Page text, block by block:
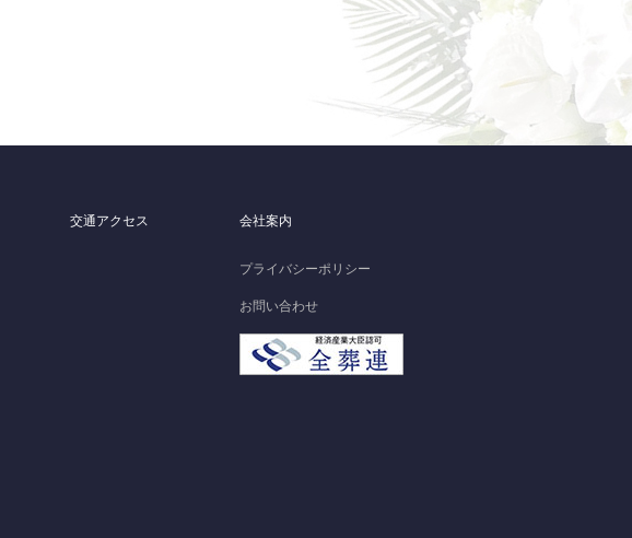
交通アクセス 会社案内
プライバシーポリシー
お問い合わせ